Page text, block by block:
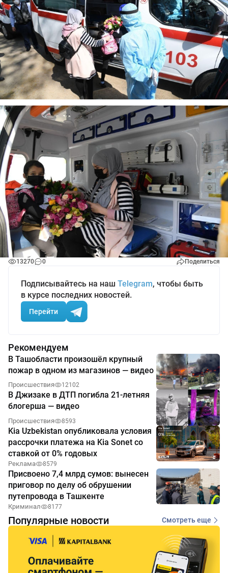
13270 0 Поделиться
Подписывайтесь на наш Telegram, чтобы быть
в курсе последних новостей.
Перейти
Рекомендуем
В Ташобласти произошёл крупный
пожар в одном из магазинов — видео
Происшествия 12102
В Джизаке в ДТП погибла 21-летняя
блогерша — видео
Происшествия 8593
Kia Uzbekistan опубликовала условия
рассрочки платежа на Kia Sonet со
ставкой от 0% годовых
Реклама 8579
Присвоено 7,4 млрд сумов: вынесен
приговор по делу об обрушении
путепровода в Ташкенте
Криминал 8177
Популярные новости Смотреть еще